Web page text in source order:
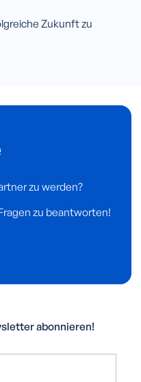
Zukunft zu
zu werden?
zu beantworten!
abonnieren!